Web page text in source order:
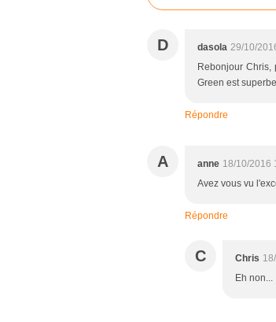
D dasola 29/10/
Rebonjour
Green est
Répondre
A anne 18/10/2016
Avez vous vu
Répondre
C Chris
Eh non...